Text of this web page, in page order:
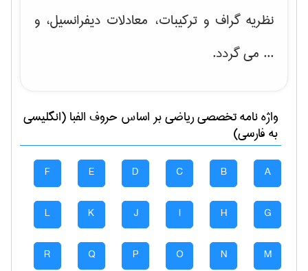
نظریه گراف و تركیبات، معادلات دیفرانسیل، و
... می گردد.
واژه نامه تخصصیرياضیبر اساس حروف الفبا (انگلیسی
به فارسی)
A
B
C
D
E
F
G
H
I
J
K
L
M
N
O
P
Q
R